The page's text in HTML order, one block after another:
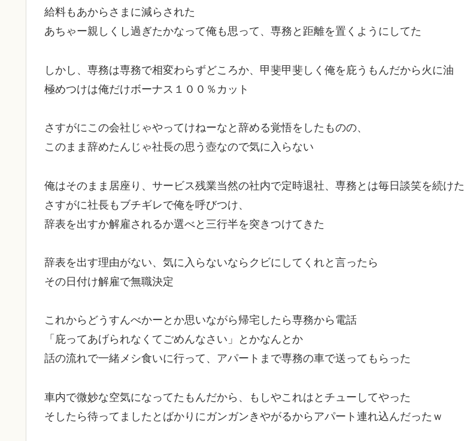
給料もあからさまに減らされた
あちゃー親しくし過ぎたかなって俺も思って、専務と距離を置くようにしてた
しかし、専務は専務で相変わらずどころか、甲斐甲斐しく俺を庇うもんだから火に油
極めつけは俺だけボーナス１００％カット
さすがにこの会社じゃやってけねーなと辞める覚悟をしたものの、
このまま辞めたんじゃ社長の思う壺なので気に入らない
俺はそのまま居座り、サービス残業当然の社内で定時退社、専務とは毎日談笑を続けた
さすがに社長もブチギレで俺を呼びつけ、
辞表を出すか解雇されるか選べと三行半を突きつけてきた
辞表を出す理由がない、気に入らないならクビにしてくれと言ったら
その日付け解雇で無職決定
これからどうすんべかーとか思いながら帰宅したら専務から電話
「庇ってあげられなくてごめんなさい」とかなんとか
話の流れで一緒メシ食いに行って、アパートまで専務の車で送ってもらった
車内で微妙な空気になってたもんだから、もしやこれはとチューしてやった
そしたら待ってましたとばかりにガンガンきやがるからアパート連れ込んだったｗ